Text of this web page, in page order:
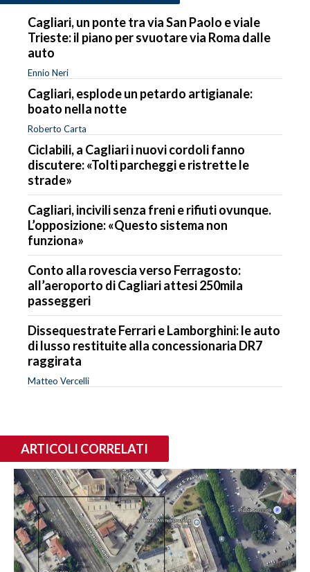
Cagliari, un ponte tra via San Paolo e viale
Trieste: il piano per svuotare via Roma dalle
auto
Ennio Neri
Cagliari, esplode un petardo artigianale:
boato nella notte
Roberto Carta
Ciclabili, a Cagliari i nuovi cordoli fanno
discutere: «Tolti parcheggi e ristrette le
strade»
Cagliari, incivili senza freni e rifiuti ovunque.
L’opposizione: «Questo sistema non
funziona»
Conto alla rovescia verso Ferragosto:
all’aeroporto di Cagliari attesi 250mila
passeggeri
Dissequestrate Ferrari e Lamborghini: le auto
di lusso restituite alla concessionaria DR7
raggirata
Matteo Vercelli
ARTICOLI CORRELATI